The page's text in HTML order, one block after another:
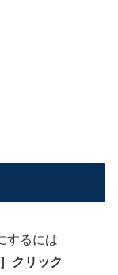
するには
クリック